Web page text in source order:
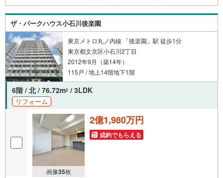
ザ・パークハウス小石川後楽園
東京メトロ丸ノ内線 「後楽園」駅 徒歩1分
東京都文京区小石川2丁目
2012年9月（築14年）
115戸 / 地上14階地下1階
6階 / 北 / 76.72m2 / 3LDK
リフォーム
画像35枚
2億1,980万円
成約でもらえる